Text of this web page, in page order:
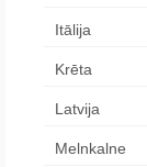
Itālija
Krēta
Latvija
Melnkalne